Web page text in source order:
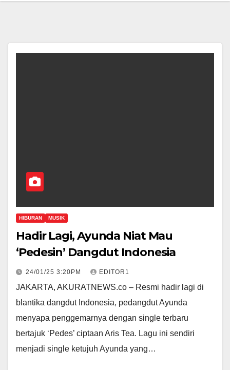
HIBURAN MUSIK
Hadir Lagi, Ayunda Niat Mau
‘Pedesin’ Dangdut Indonesia
24/01/25 3:20PM EDITOR1
JAKARTA, AKURATNEWS.co – Resmi hadir lagi di
blantika dangdut Indonesia, pedangdut Ayunda
menyapa penggemarnya dengan single terbaru
bertajuk ‘Pedes’ ciptaan Aris Tea. Lagu ini sendiri
menjadi single ketujuh Ayunda yang…